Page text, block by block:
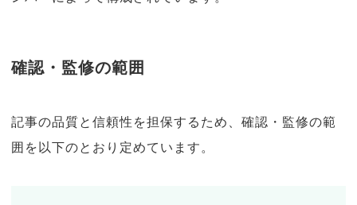
確認・監修の範囲
記事の品質と信頼性を担保するため、確認・監修の範
囲を以下のとおり定めています。